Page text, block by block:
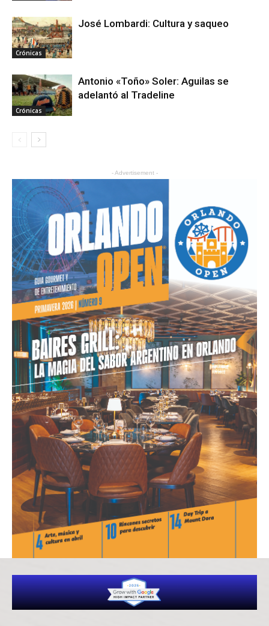
Crónicas
José Lombardi: Cultura y saqueo
Crónicas
Antonio «Toño» Soler: Aguilas se
adelantó al Tradeline
- Advertisement -